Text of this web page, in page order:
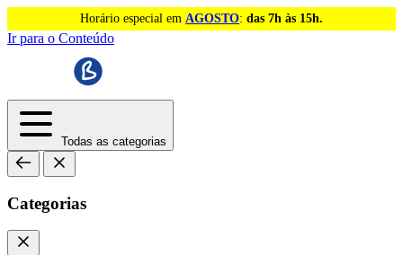
Horário especial em AGOSTO: das 7h às 15h.
Ir para o Conteúdo
Todas as categorias
Categorias